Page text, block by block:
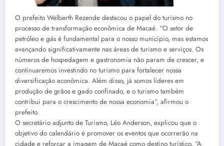
O prefeito Welberth Rezende destacou o papel do turismo no
processo de transformação econômica de Macaé. “O setor de
petróleo e gás é fundamental para o nosso município, mas estamos
avançando significativamente nas áreas de turismo e serviços. Os
números de hospedagem e gastronomia não param de crescer, e
continuaremos investindo no turismo para fortalecer nossa
diversificação econômica. Além disso, já somos líderes em
produção de grãos e gado confinado, e o turismo também
contribui para o crescimento de nossa economia”, afirmou o
prefeito.
O secretário adjunto de Turismo, Léo Anderson, explicou que o
objetivo do calendário é promover os eventos que ocorrerão na
cidade e reforçar a imagem de Macaé como destino turístico. “A